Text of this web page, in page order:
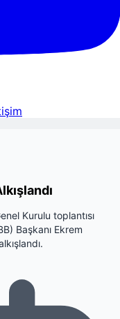
Kurulu toplantısı
Başkanı Ekrem